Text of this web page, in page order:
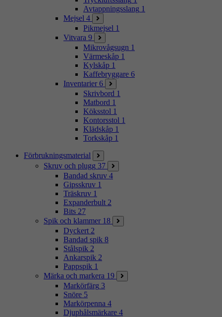
Avtappningsslang 1
Mejsel 4
Pikmejsel 1
Vitvara 9
Mikrovågsugn 1
Värmeskåp 1
Kylskåp 1
Kaffebryggare 6
Inventarier 6
Skrivbord 1
Matbord 1
Köksstol 1
Kontorsstol 1
Klädskåp 1
Torkskåp 1
Förbrukningsmaterial
Skruv och plugg 37
Bandad skruv 4
Gipsskruv 1
Träskruv 1
Expanderbult 2
Bits 27
Spik och klammer 18
Dyckert 2
Bandad spik 8
Stålspik 2
Ankarspik 2
Pappspik 1
Märka och markera 19
Markörfärg 3
Snöre 5
Markörpenna 4
Djuphålsmärkare 4